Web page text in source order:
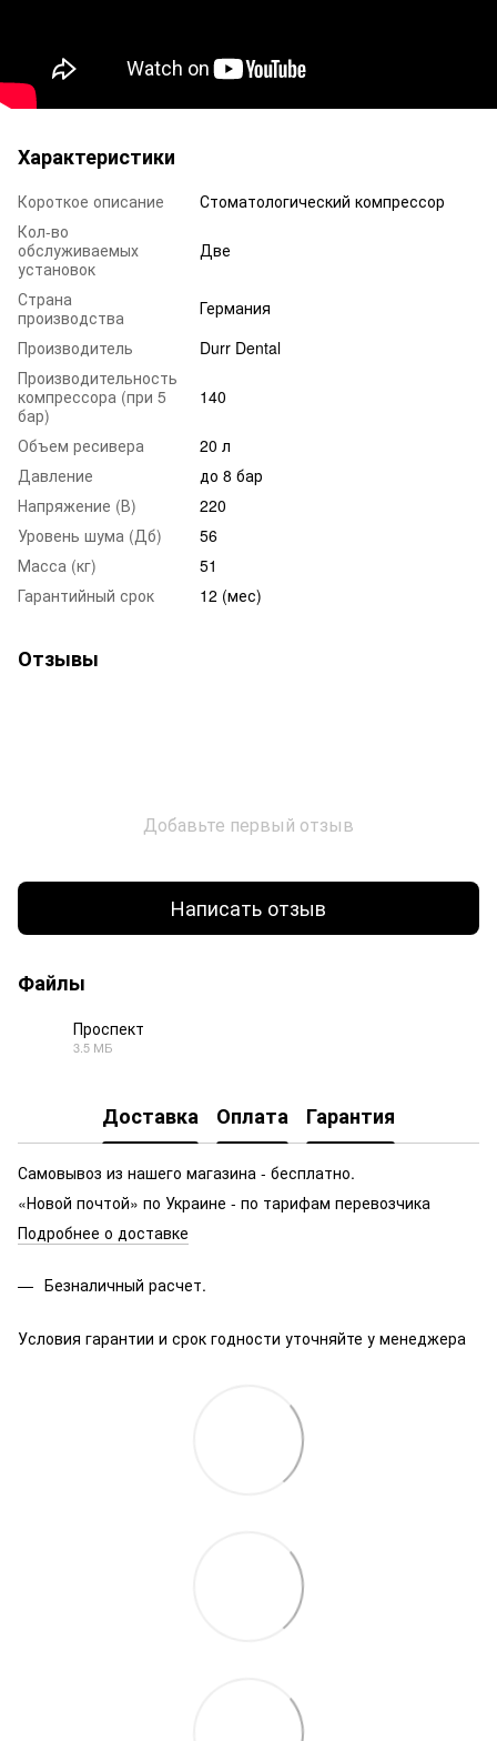
Характеристики
Короткое описание
Стоматологический компрессор
Кол-во
обслуживаемых
установок
Две
Страна
производства
Германия
Производитель
Durr Dental
Производительность
компрессора (при 5
бар)
140
Объем ресивера
20 л
Давление
до 8 бар
Напряжение (В)
220
Уровень шума (Дб)
56
Масса (кг)
51
Гарантийный срок
12 (мес)
Отзывы
Добавьте первый отзыв
Написать отзыв
Файлы
Проспект
3.5 МБ
Доставка Оплата Гарантия
Самовывоз из нашего магазина - бесплатно.
«Новой почтой» по Украине - по тарифам перевозчика
Подробнее о доставке
Безналичный расчет.
Условия гарантии и срок годности уточняйте у менеджера